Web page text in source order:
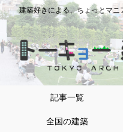
建築好きによる、ちょっとマニ
記事一覧
全国の建築